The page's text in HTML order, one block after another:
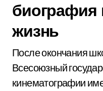
биография
жизнь
После окончания
Всесоюзный
кинематографии